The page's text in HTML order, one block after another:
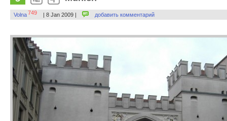
Volna749 | 8 Jan 2009 | добавить комментарий